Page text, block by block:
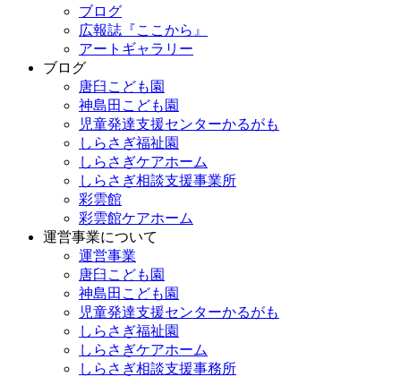
ブログ
広報誌『ここから』
アートギャラリー
ブログ
唐臼こども園
神島田こども園
児童発達支援センターかるがも
しらさぎ福祉園
しらさぎケアホーム
しらさぎ相談支援事業所
彩雲館
彩雲館ケアホーム
運営事業について
運営事業
唐臼こども園
神島田こども園
児童発達支援センターかるがも
しらさぎ福祉園
しらさぎケアホーム
しらさぎ相談支援事務所